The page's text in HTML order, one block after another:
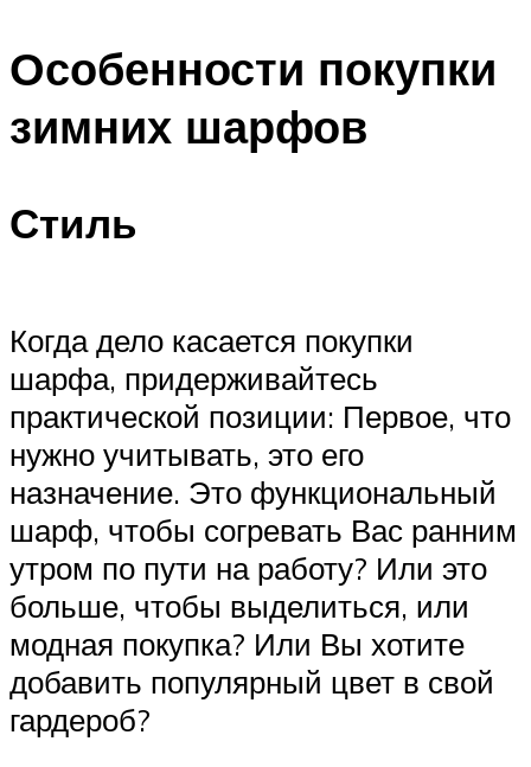
Особенности покупки
зимних шарфов
Стиль
Когда дело касается покупки
шарфа, придерживайтесь
практической позиции: Первое, что
нужно учитывать, это его
назначение. Это функциональный
шарф, чтобы согревать Вас ранним
утром по пути на работу? Или это
больше, чтобы выделиться, или
модная покупка? Или Вы хотите
добавить популярный цвет в свой
гардероб?